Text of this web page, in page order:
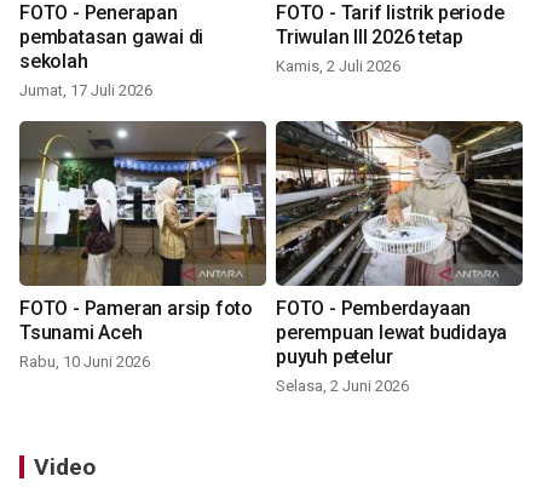
FOTO - Penerapan
pembatasan gawai di
sekolah
Jumat, 17 Juli 2026
FOTO - Tarif listrik periode
Triwulan III 2026 tetap
Kamis, 2 Juli 2026
FOTO - Pameran arsip foto
Tsunami Aceh
Rabu, 10 Juni 2026
FOTO - Pemberdayaan
perempuan lewat budidaya
puyuh petelur
Selasa, 2 Juni 2026
Video